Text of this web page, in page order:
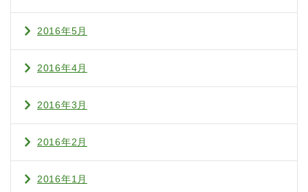
2016年5月
2016年4月
2016年3月
2016年2月
2016年1月